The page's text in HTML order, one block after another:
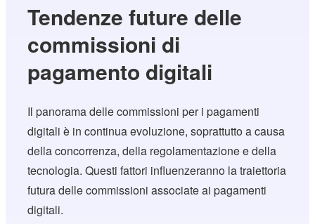
Tendenze future delle
commissioni di
pagamento digitali
Il panorama delle commissioni per i pagamenti
digitali è in continua evoluzione, soprattutto a causa
della concorrenza, della regolamentazione e della
tecnologia. Questi fattori influenzeranno la traiettoria
futura delle commissioni associate ai pagamenti
digitali.